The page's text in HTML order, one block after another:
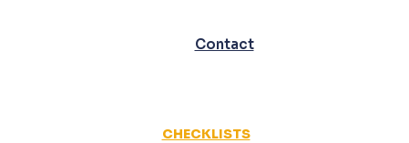
Contact
CHECKLISTS